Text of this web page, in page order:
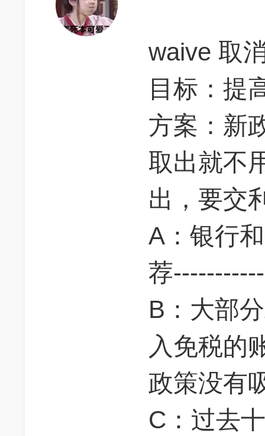
waive 取
目标：提
方案：新
取出就不
出，要交
A：银行
荐
B：大部
入免税的
政策没有
C：过去